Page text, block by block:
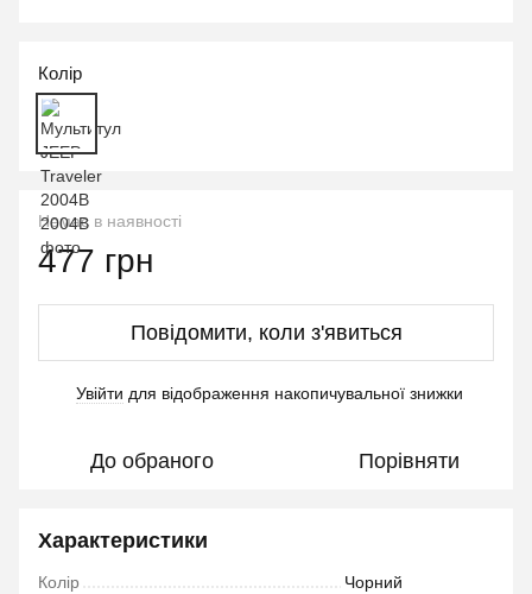
Колір
Немає в наявності
477 грн
Повідомити, коли з'явиться
Увійти для відображення накопичувальної знижки
До обраного Порівняти
Характеристики
Колір Чорний